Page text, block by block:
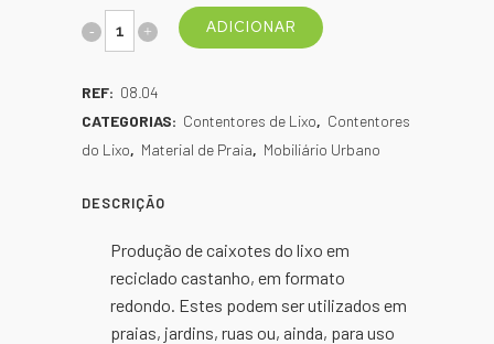
Caixotes
Reciclado
quantity
ADICIONAR
REF: 08.04
CATEGORIAS: Contentores de Lixo, Contentores
do Lixo, Material de Praia, Mobiliário Urbano
DESCRIÇÃO
Produção de caixotes do lixo em
reciclado castanho, em formato
redondo. Estes podem ser utilizados em
praias, jardins, ruas ou, ainda, para uso